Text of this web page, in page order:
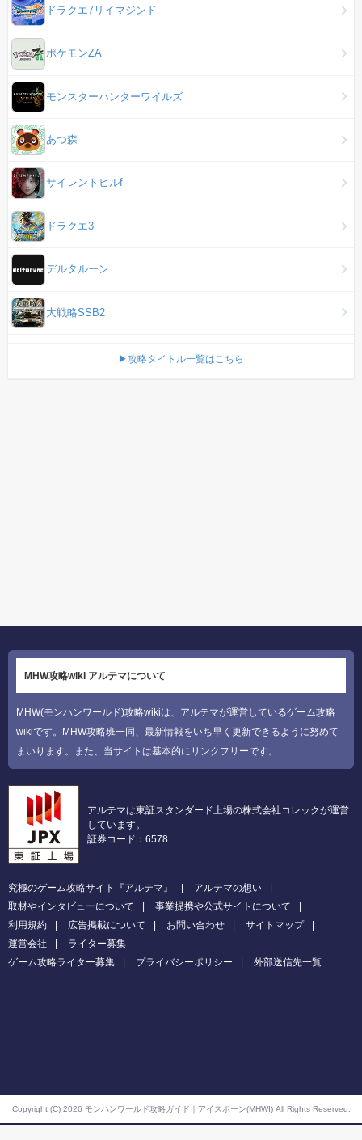
ドラクエ7リイマジンド
ポケモンZA
モンスターハンターワイルズ
あつ森
サイレントヒルf
ドラクエ3
デルタルーン
大戦略SSB2
▶攻略タイトル一覧はこちら
MHW攻略wiki アルテマについて
MHW(モンハンワールド)攻略wikiは、アルテマが運営しているゲーム攻略
wikiです。MHW攻略班一同、最新情報をいち早く更新できるように努めて
まいります。また、当サイトは基本的にリンクフリーです。
アルテマは東証スタンダード上場の株式会社コレックが運営
しています。
証券コード：6578
究極のゲーム攻略サイト『アルテマ』
アルテマの想い
取材やインタビューについて
事業提携や公式サイトについて
利用規約
広告掲載について お問い合わせ
サイトマップ
運営会社
ライター募集
ゲーム攻略ライター募集
プライバシーポリシー 外部送信先一覧
Copyright (C) 2026 モンハンワールド攻略ガイド｜アイスボーン(MHWI) All Rights Reserved.